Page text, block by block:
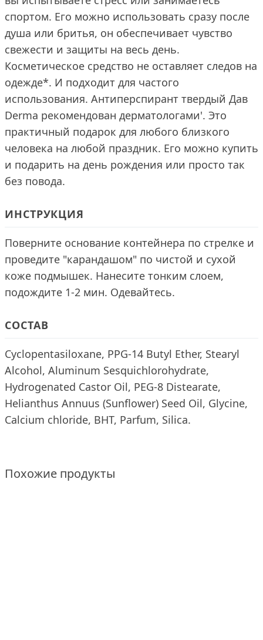
спортом. Его можно использовать сразу после
душа или бритья, он обеспечивает чувство
свежести и защиты на весь день.
Косметическое средство не оставляет следов на
одежде*. И подходит для частого
использования. Антиперспирант твердый Дав
Derma рекомендован дерматологами'. Это
практичный подарок для любого близкого
человека на любой праздник. Его можно купить
и подарить на день рождения или просто так
без повода.
ИНСТРУКЦИЯ
Поверните основание контейнера по стрелке и
проведите "карандашом" по чистой и сухой
коже подмышек. Нанесите тонким слоем,
подождите 1-2 мин. Одевайтесь.
СОСТАВ
Cyclopentasiloxane, PPG-14 Butyl Ether, Stearyl
Alcohol, Aluminum Sesquichlorohydrate,
Hydrogenated Castor Oil, PEG-8 Distearate,
Helianthus Annuus (Sunflower) Seed Oil, Glycine,
Calcium chloride, BHT, Parfum, Silica.
Похожие продукты